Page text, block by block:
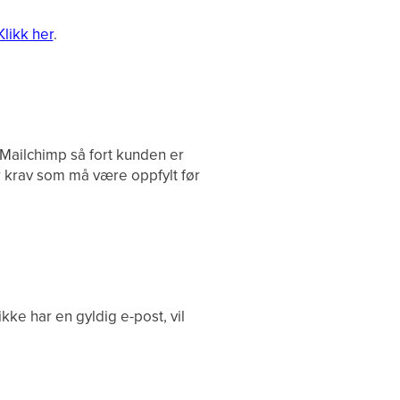
her.
så fort kunden er
krav som må være oppfylt før
har en gyldig e-post, vil